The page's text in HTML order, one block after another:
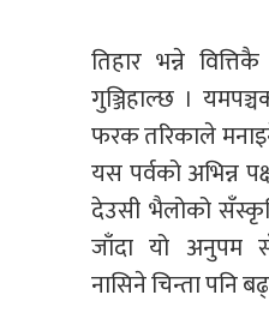
तिहार भन्ने
गुञ्जिहाल्छ ।
फरक तरिकाले
यस पर्वको अभिन्न
देउसी भैलोको
जाँदा यो अनुपम
नासिने चिन्ता पनि